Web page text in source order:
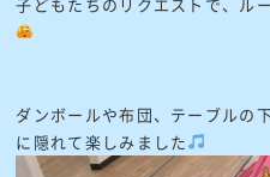
ダンボールや布団、テーブルの
に隠れて楽しみました